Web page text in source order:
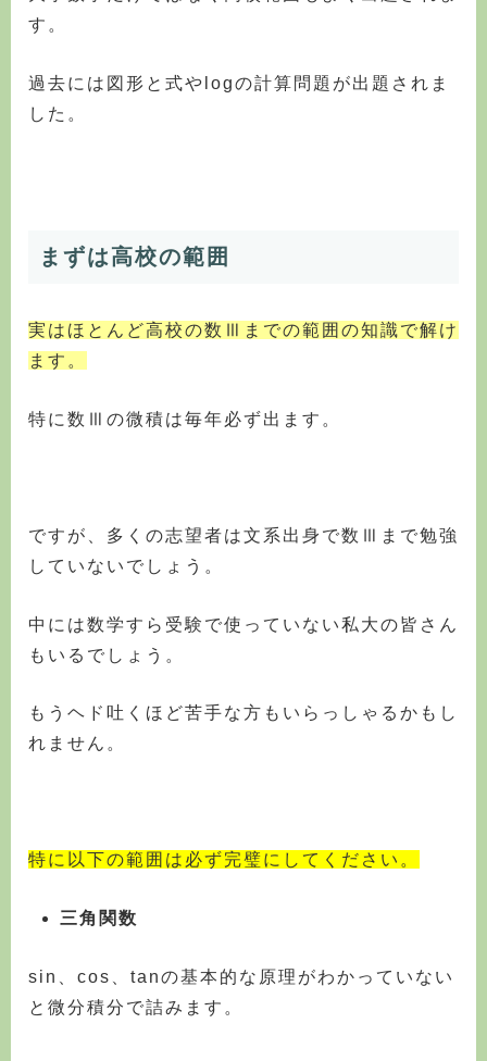
す。
過去には図形と式やlogの計算問題が出題されま
した。
まずは高校の範囲
実はほとんど高校の数Ⅲまでの範囲の知識で解け
ます。
特に数Ⅲの微積は毎年必ず出ます。
ですが、多くの志望者は文系出身で数Ⅲまで勉強
していないでしょう。
中には数学すら受験で使っていない私大の皆さん
もいるでしょう。
もうヘド吐くほど苦手な方もいらっしゃるかもし
れません。
特に以下の範囲は必ず完璧にしてください。
三角関数
sin、cos、tanの基本的な原理がわかっていない
と微分積分で詰みます。